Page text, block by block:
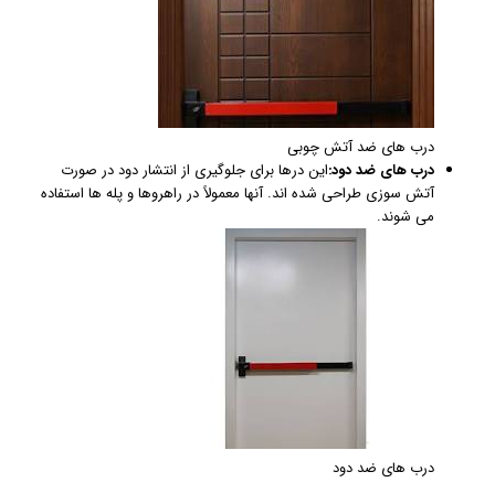
درب های ضد آتش چوبی
درب های ضد دود:این درها برای جلوگیری از انتشار دود در صورت
آتش سوزی طراحی شده اند. آنها معمولاً در راهروها و پله ها استفاده
می شوند.
درب های ضد دود